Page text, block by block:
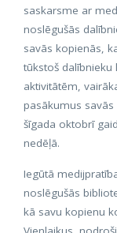
saskarsme ar
noslēgušās
savās kopienās,
tūkstoš
aktivitātēm,
pasākumus
šīgada oktobrī
nedēļā.
Iegūtā
noslēgušās
kā savu kopienu